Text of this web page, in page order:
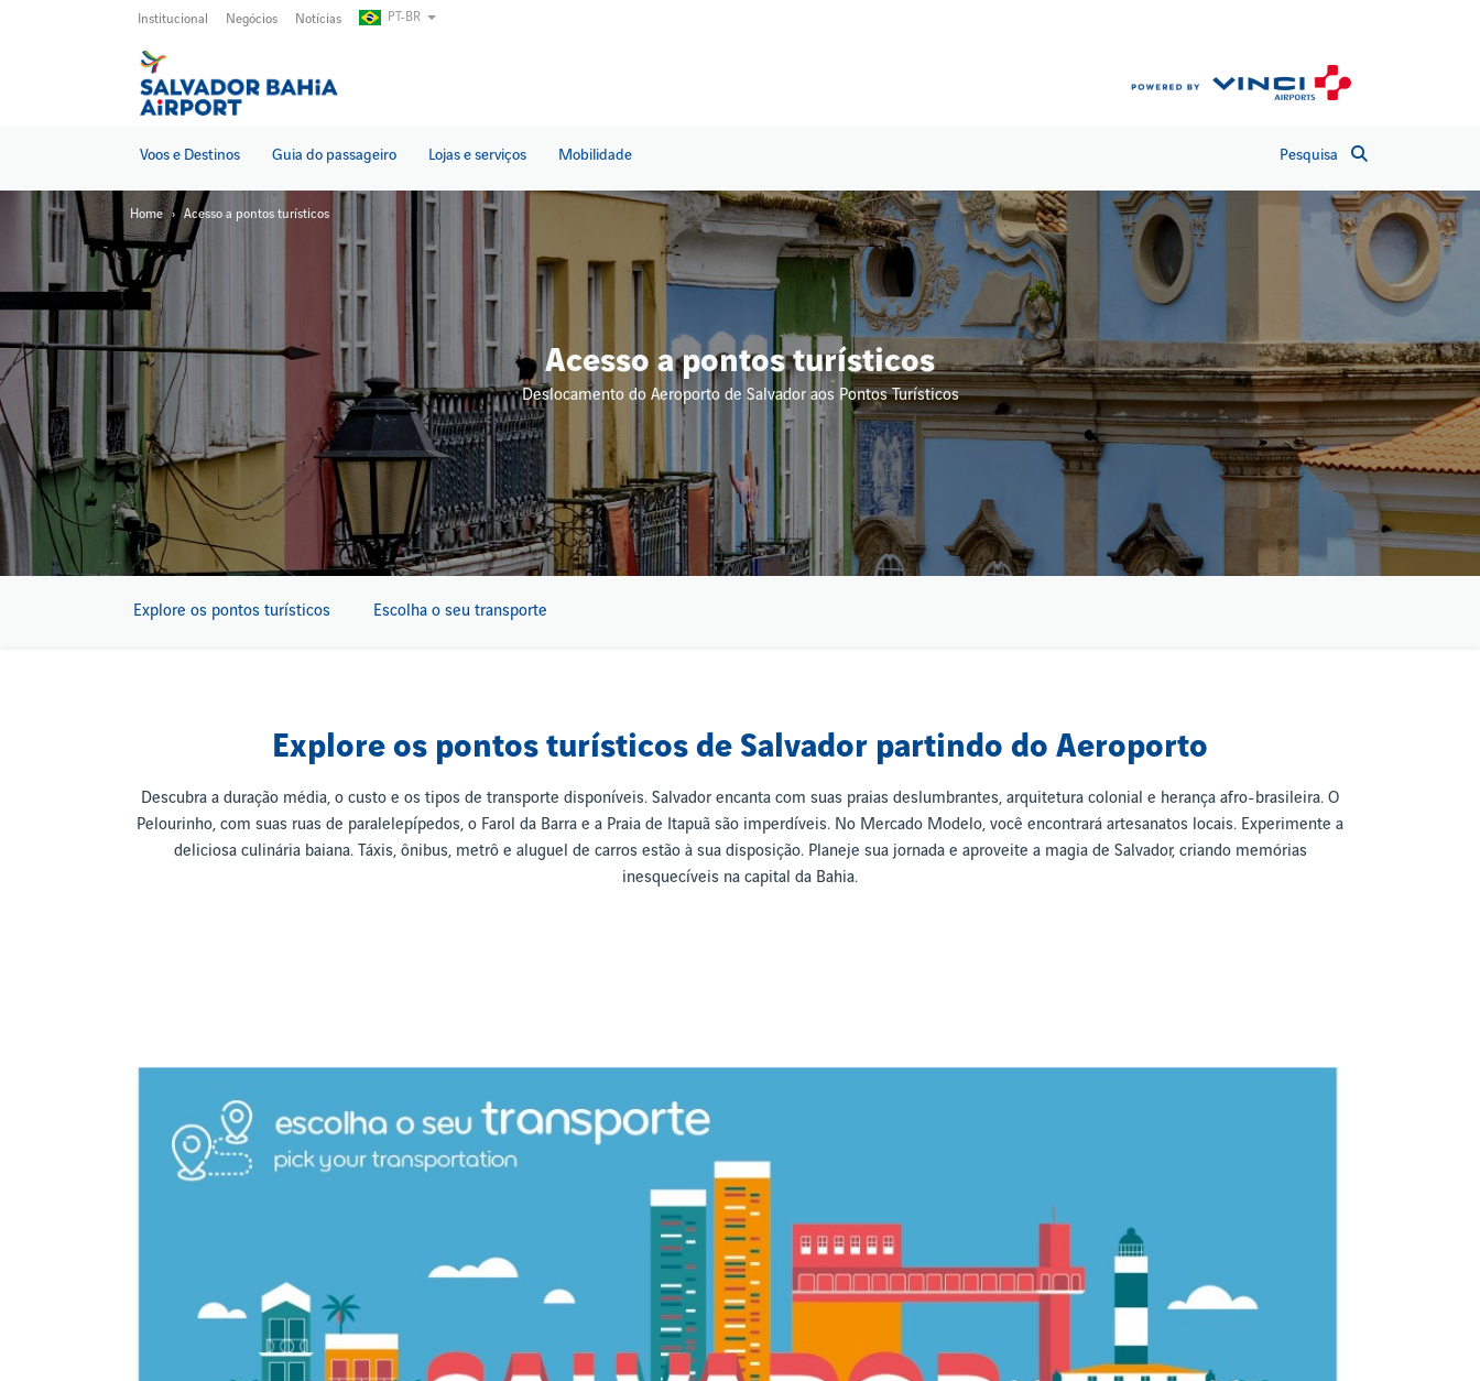
Institucional Negócios Notícias PT-BR
Voos e Destinos Guia do passageiro Lojas e serviços Mobilidade Pesquisa
Home Acesso a pontos turísticos
Acesso a pontos turísticos
Deslocamento do Aeroporto de Salvador aos Pontos Turísticos
Explore os pontos turísticos Escolha o seu transporte
Explore os pontos turísticos de Salvador partindo do Aeroporto
Descubra a duração média, o custo e os tipos de transporte disponíveis. Salvador encanta com suas praias deslumbrantes, arquitetura colonial e herança afro-brasileira. O
Pelourinho, com suas ruas de paralelepípedos, o Farol da Barra e a Praia de Itapuã são imperdíveis. No Mercado Modelo, você encontrará artesanatos locais. Experimente a
deliciosa culinária baiana. Táxis, ônibus, metrô e aluguel de carros estão à sua disposição. Planeje sua jornada e aproveite a magia de Salvador, criando memórias
inesquecíveis na capital da Bahia.